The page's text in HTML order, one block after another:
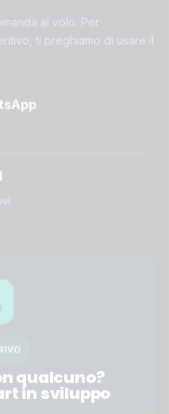
al volo. Per
ti preghiamo di usare il
qualcuno?
in sviluppo